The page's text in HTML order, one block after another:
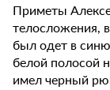
Приметы
телосложения,
был одет в
белой полосой
имел черный